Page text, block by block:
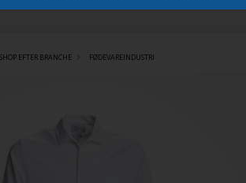
SHOP EFTER BRANCHE FØDEVAREINDUSTRI